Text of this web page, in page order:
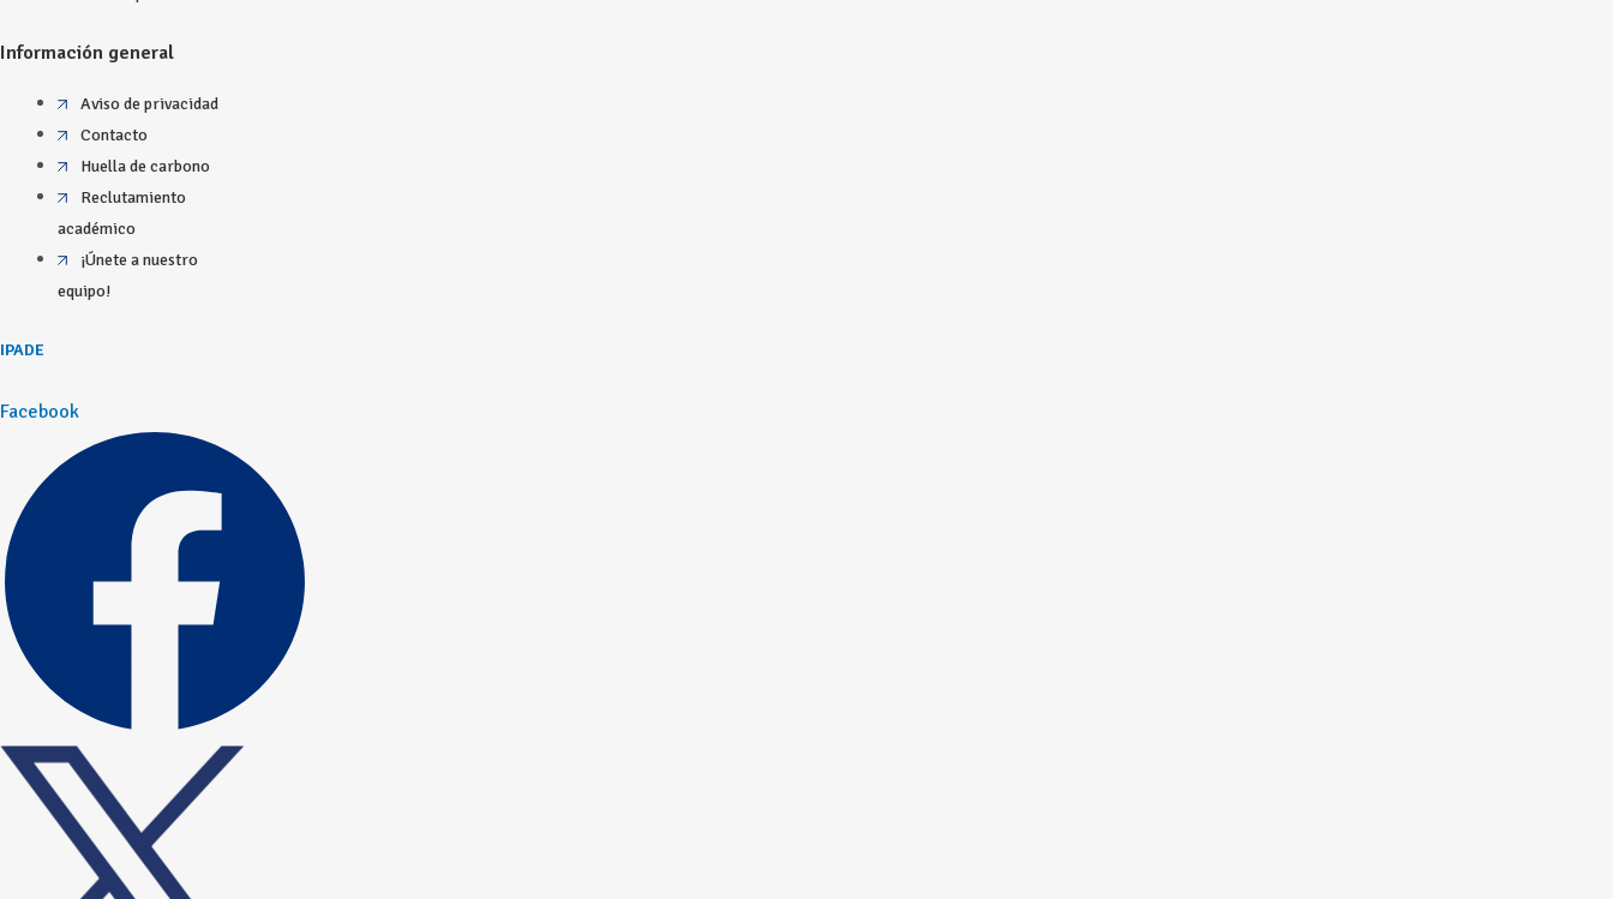
Información general
Aviso de privacidad
Contacto
Huella de carbono
Reclutamiento
académico
¡Únete a nuestro
equipo!
IPADE
Facebook